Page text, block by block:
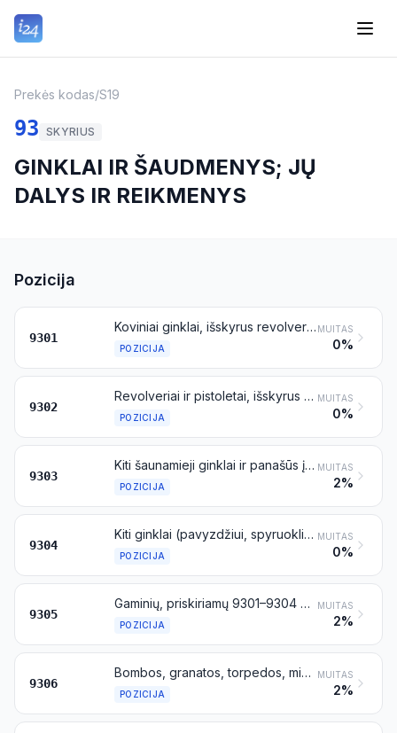
Prekės kodas/S19
93 SKYRIUS
GINKLAI IR ŠAUDMENYS; JŲ
DALYS IR REIKMENYS
Pozicija
9301
Koviniai ginklai, išskyrus revolverius, pistoletus ir ginklus, priskiriamus 9307 pozicijai
POZICIJA
MUITAS
0%
9302
Revolveriai ir pistoletai, išskyrus priskiriamus 9303 arba 9304 pozicijai
POZICIJA
MUITAS
0%
9303
Kiti šaunamieji ginklai ir panašūs įtaisai, veikiantys uždegant sprogstamąjį užtaisą (pavyzdžiui, sportiniai lygiavamzdžiai ir graižtviniai šautuvai, šaunamieji ginklai, užtaisomi per vamzdį, raketiniai pistoletai ir kiti įtaisai, pritaikyti tik signalinėms raketoms leisti, pistoletai ir revolveriai, skirti šaudyti tuščiais šaudmenimis, šaunamieji įtaisai, naudojami gyvūnams „humaniškai numarinti“ arba apsvaiginti, lynmečiai)
POZICIJA
MUITAS
2%
9304
Kiti ginklai (pavyzdžiui, spyruokliniai, pneumatiniai arba dujiniai šautuvai ir pistoletai, policininkų lazdos), išskyrus priskiriamus 9307 pozicijai
POZICIJA
MUITAS
0%
9305
Gaminių, priskiriamų 9301–9304 pozicijoms, dalys ir reikmenys
POZICIJA
MUITAS
2%
9306
Bombos, granatos, torpedos, minos, raketos ir panašūs koviniai ginklai bei jų dalys; šoviniai ir kiti šaudmenys, sviediniai, kulkos ir jų dalys, įskaitant šratus ir šovinių kamšalus
POZICIJA
MUITAS
2%